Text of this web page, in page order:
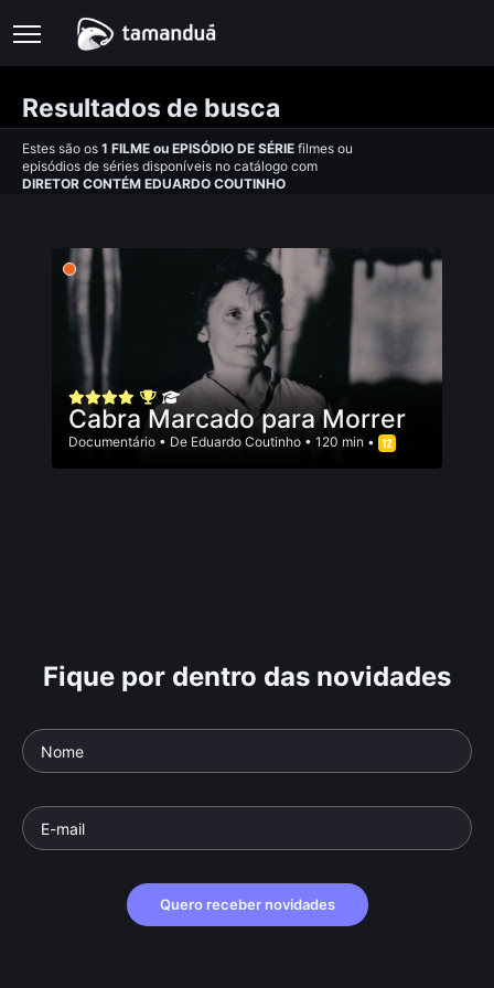
Resultados de busca
Estes são os 1 FILME ou EPISÓDIO DE SÉRIE filmes ou
episódios de séries disponíveis no catálogo com
DIRETOR CONTÉM EDUARDO COUTINHO
Cabra Marcado para Morrer
Documentário • De Eduardo Coutinho • 120 min •
Fique por dentro das novidades
Quero receber novidades